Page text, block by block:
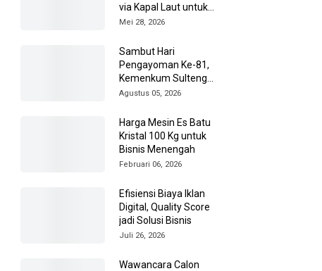
via Kapal Laut untuk
Pengiriman Barang
Mei 28, 2026
Sambut Hari
Pengayoman Ke-81,
Kemenkum Sulteng
Ziarah ke TMP Tatura
Agustus 05, 2026
Harga Mesin Es Batu
Kristal 100 Kg untuk
Bisnis Menengah
Februari 06, 2026
Efisiensi Biaya Iklan
Digital, Quality Score
jadi Solusi Bisnis
Juli 26, 2026
Wawancara Calon